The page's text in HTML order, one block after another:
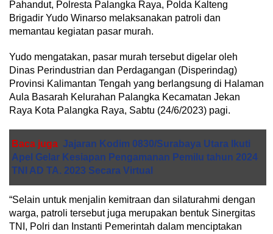
Pahandut, Polresta Palangka Raya, Polda Kalteng
Brigadir Yudo Winarso melaksanakan patroli dan
memantau kegiatan pasar murah.
Yudo mengatakan, pasar murah tersebut digelar oleh
Dinas Perindustrian dan Perdagangan (Disperindag)
Provinsi Kalimantan Tengah yang berlangsung di Halaman
Aula Basarah Kelurahan Palangka Kecamatan Jekan
Raya Kota Palangka Raya, Sabtu (24/6/2023) pagi.
Baca juga Jajaran Kodim 0830/Surabaya Utara Ikuti
Apel Gelar Kesiapan Pengamanan Pemilu tahun 2024
TNI AD TA. 2023 Secara Virtual
“Selain untuk menjalin kemitraan dan silaturahmi dengan
warga, patroli tersebut juga merupakan bentuk Sinergitas
TNI, Polri dan Instanti Pemerintah dalam menciptakan